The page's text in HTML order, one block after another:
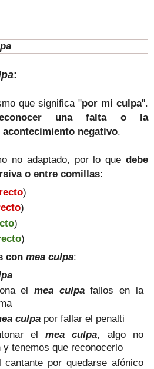
:
que significa "por mi culpa".
una falta o la
negativo.
no adaptado, por lo que debe
o entre comillas:
)
)
)
)
con mea culpa:
el mea culpafallos en la
culpa por fallar el penalti
elmea culpa , algo no
y tenemos que reconocerlo
por quedarse afónico